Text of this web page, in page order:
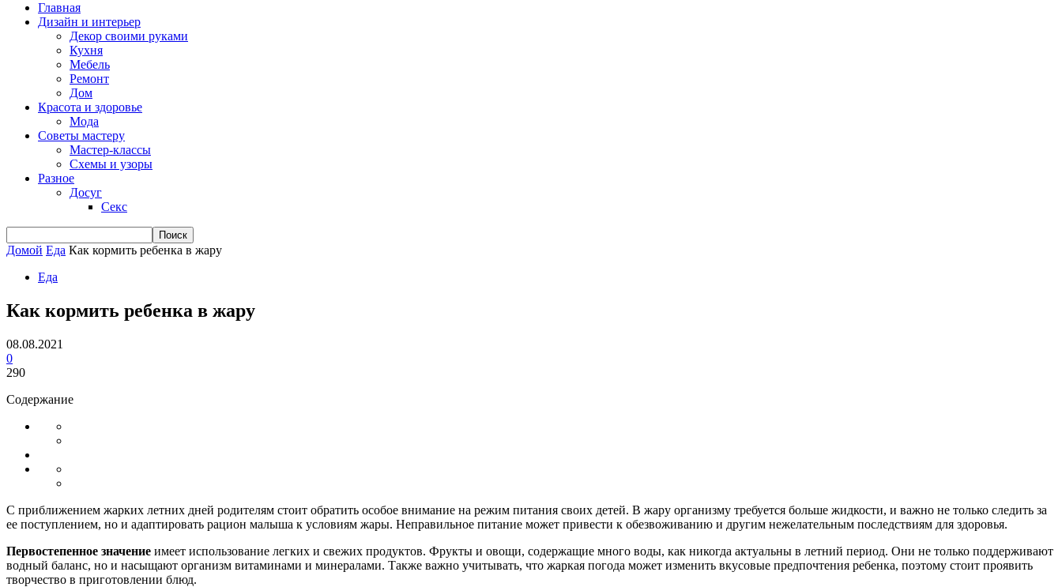
Главная
Дизайн и интерьер
Декор своими руками
Кухня
Мебель
Ремонт
Дом
Красота и здоровье
Мода
Советы мастеру
Мастер-классы
Схемы и узоры
Разное
Досуг
Секс
Домой Еда Как кормить ребенка в жару
Еда
Как кормить ребенка в жару
08.08.2021
0
290
Содержание
С приближением жарких летних дней родителям стоит обратить особое внимание на режим питания своих детей. В жару организму требуется больше жидкости, и важно не только следить за
ее поступлением, но и адаптировать рацион малыша к условиям жары. Неправильное питание может привести к обезвоживанию и другим нежелательным последствиям для здоровья.
Первостепенное значение имеет использование легких и свежих продуктов. Фрукты и овощи, содержащие много воды, как никогда актуальны в летний период. Они не только поддерживают
водный баланс, но и насыщают организм витаминами и минералами. Также важно учитывать, что жаркая погода может изменить вкусовые предпочтения ребенка, поэтому стоит проявить
творчество в приготовлении блюд.